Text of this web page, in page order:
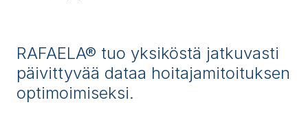
RAFAELA® tuo yksiköstä jatkuvasti
päivittyvää dataa hoitajamitoituksen
optimoimiseksi.